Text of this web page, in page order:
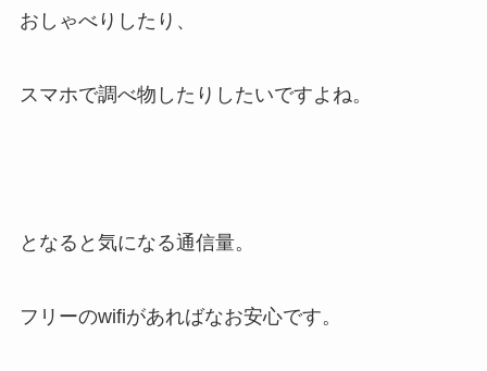
おしゃべりしたり、
スマホで調べ物したりしたいですよね。
となると気になる通信量。
フリーのwifiがあればなお安心です。